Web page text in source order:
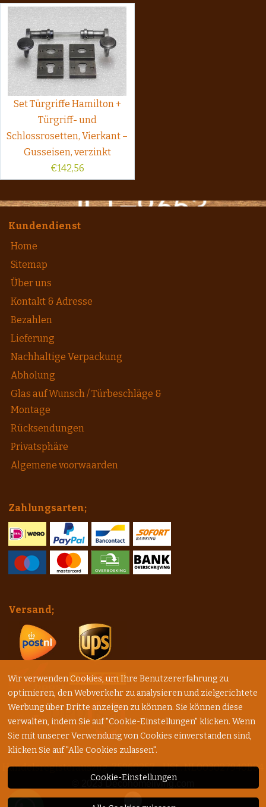
Set Türgriffe Hamilton +
Türgriff- und
Schlossrosetten, Vierkant –
Gusseisen, verzinkt
€142,56
Kundendienst
Home
Sitemap
Über uns
Kontakt & Adresse
Bezahlen
Lieferung
Nachhaltige Verpackung
Abholung
Glas auf Wunsch / Türbeschläge &
Montage
Rücksendungen
Privatsphäre
Algemene voorwaarden
Zahlungsarten;
Versand;
Handelsregisterauszug: 75960257 - USt.: NL003027940B84
© 2023Decohomeliving.com
Wir verwenden Cookies, um Ihre Benutzererfahrung zu
optimieren, den Webverkehr zu analysieren und zielgerichtete
Werbung über Dritte anzeigen zu können. Sie können diese
verwalten, indem Sie auf "Cookie-Einstellungen" klicken. Wenn
Sie mit unserer Verwendung von Cookies einverstanden sind,
klicken Sie auf "Alle Cookies zulassen".
Cookie-Einstellungen